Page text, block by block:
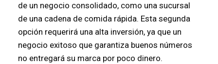
de un negocio consolidado, como una sucursal
de una cadena de comida rápida. Esta segunda
opción requerirá una alta inversión, ya que un
negocio exitoso que garantiza buenos números
no entregará su marca por poco dinero.